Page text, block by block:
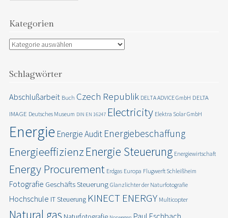
Kategorien
Kategorien
Schlagwörter
Abschlußarbeit Buch Czech Republik DELTA ADVICE GmbH DELTA
IMAGE Deutsches Museum DIN EN 16247 Electricity Elektra Solar GmbH
Energie Energie Audit Energiebeschaffung
EnergieeffizienzEnergie Steuerung Energiewirtschaft
Energy Procurement Erdgas Europa Flugwerft Schleißheim
Fotografie Geschäfts Steuerung Glanzlichter der Naturfotografie
Hochschule IT Steuerung KINECT ENERGY Multicopter
Natural gas